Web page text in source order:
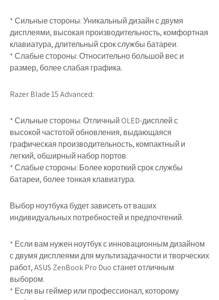
* Сильные стороны: Уникальный дизайн с двумя
дисплеями, высокая производительность, комфортная
клавиатура, длительный срок службы батареи.
* Слабые стороны: Относительно большой вес и
размер, более слабая графика.
Razer Blade 15 Advanced:
* Сильные стороны: Отличный OLED-дисплей с
высокой частотой обновления, выдающаяся
графическая производительность, компактный и
легкий, обширный набор портов.
* Слабые стороны: Более короткий срок службы
батареи, более тонкая клавиатура.
Выбор ноутбука будет зависеть от ваших
индивидуальных потребностей и предпочтений.
* Если вам нужен ноутбук с инновационным дизайном
с двумя дисплеями для мультизадачности и творческих
работ, ASUS ZenBook Pro Duo станет отличным
выбором.
* Если вы геймер или профессионал, которому